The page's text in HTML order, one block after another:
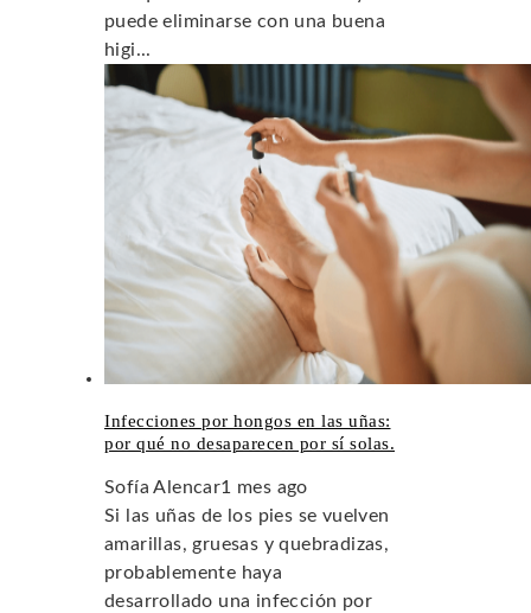
puede eliminarse con una buena
higi...
Infecciones por hongos en las uñas:
por qué no desaparecen por sí solas.
Sofía Alencar1 mes ago
Si las uñas de los pies se vuelven
amarillas, gruesas y quebradizas,
probablemente haya
desarrollado una infección por